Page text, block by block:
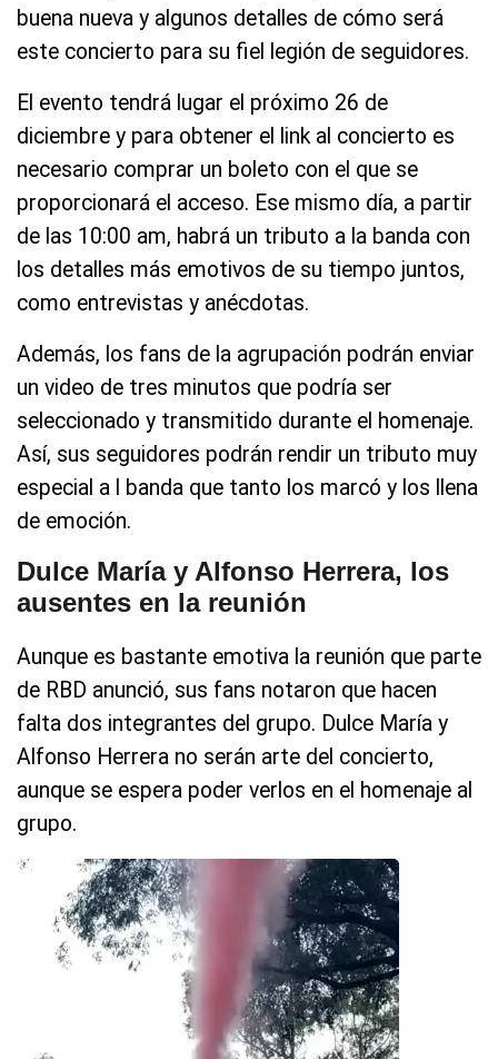
buena nueva y algunos detalles de cómo será
este concierto para su fiel legión de seguidores.
El evento tendrá lugar el próximo 26 de
diciembre y para obtener el link al concierto es
necesario comprar un boleto con el que se
proporcionará el acceso. Ese mismo día, a partir
de las 10:00 am, habrá un tributo a la banda con
los detalles más emotivos de su tiempo juntos,
como entrevistas y anécdotas.
Además, los fans de la agrupación podrán enviar
un video de tres minutos que podría ser
seleccionado y transmitido durante el homenaje.
Así, sus seguidores podrán rendir un tributo muy
especial a l banda que tanto los marcó y los llena
de emoción.
Dulce María y Alfonso Herrera, los
ausentes en la reunión
Aunque es bastante emotiva la reunión que parte
de RBD anunció, sus fans notaron que hacen
falta dos integrantes del grupo. Dulce María y
Alfonso Herrera no serán arte del concierto,
aunque se espera poder verlos en el homenaje al
grupo.